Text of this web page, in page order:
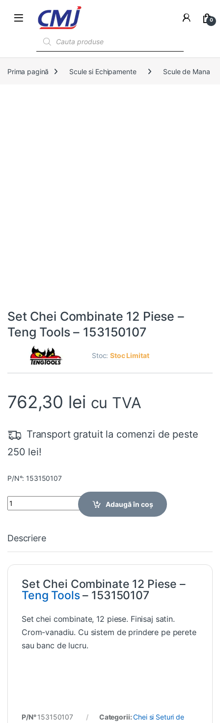
0
Prima pagină Scule si Echipamente Scule de Mana
Set Chei Combinate 12 Piese –
Teng Tools – 153150107
Stoc:Stoc Limitat
762,30 lei cu TVA
Transport gratuit la comenzi de peste
250 lei!
P/N°: 153150107
Quantity
Adaugă în coș
Descriere
Set Chei Combinate 12 Piese –
Teng Tools– 153150107
Set chei combinate, 12 piese. Finisaj satin.
Crom-vanadiu. Cu sistem de prindere pe perete
sau banc de lucru.
P/N°153150107 Categorii:Chei si Seturi de